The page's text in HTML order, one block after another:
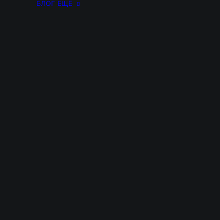
БЛОГ ЕЩЁ